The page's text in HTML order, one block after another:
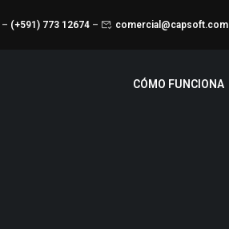
– (+591) 773 12674 –
CÓMO FUNCIONA